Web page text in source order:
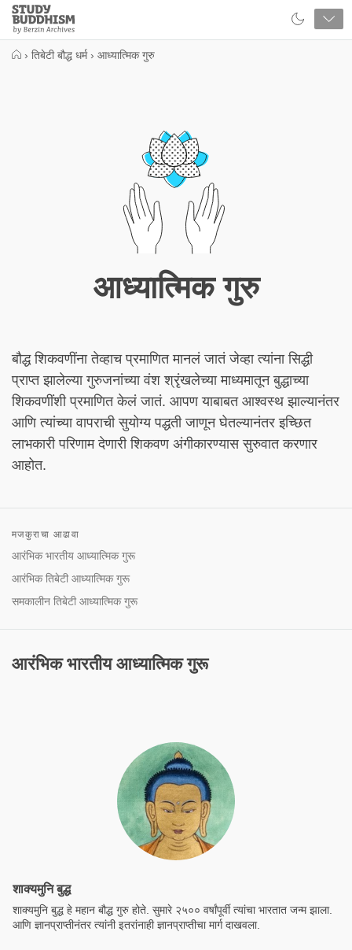
Close
Study
Buddhism
Home
› तिबेटी बौद्ध धर्म › आध्यात्मिक गुरु
आध्यात्मिक गुरु
बौद्ध शिकवणींना तेव्हाच प्रमाणित मानलं जातं जेव्हा त्यांना सिद्धी
प्राप्त झालेल्या गुरुजनांच्या वंश श्रृंखलेच्या माध्यमातून बुद्धाच्या
शिकवणींशी प्रमाणित केलं जातं. आपण याबाबत आश्वस्थ झाल्यानंतर
आणि त्यांच्या वापराची सुयोग्य पद्धती जाणून घेतल्यानंतर इच्छित
लाभकारी परिणाम देणारी शिकवण अंगीकारण्यास सुरुवात करणार
आहोत.
मजकुराचा आढावा
आरंभिक भारतीय आध्यात्मिक गुरू
आरंभिक तिबेटी आध्यात्मिक गुरू
समकालीन तिबेटी आध्यात्मिक गुरू
आरंभिक भारतीय आध्यात्मिक गुरू
शाक्यमुनि बुद्ध
शाक्यमुनि बुद्ध हे महान बौद्ध गुरु होते. सुमारे २५०० वर्षांपूर्वी त्यांचा भारतात जन्म झाला.
आणि ज्ञानप्राप्तीनंतर त्यांनी इतरांनाही ज्ञानप्राप्तीचा मार्ग दाखवला.